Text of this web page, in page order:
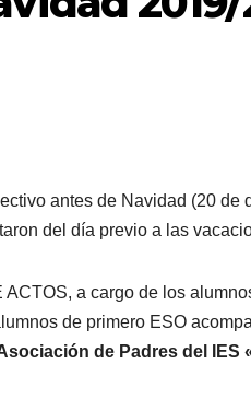
antes de Navidad (20
del día previo a las
a cargo de los
de primero ESO
de Padres del IES